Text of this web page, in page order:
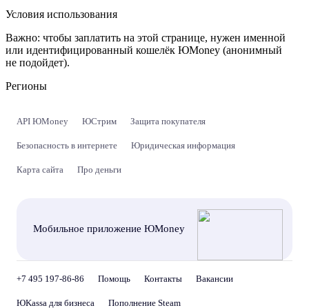
Условия использования
Важно: чтобы заплатить на этой странице, нужен именной
или идентифицированный кошелёк ЮMoney (анонимный
не подойдет).
Регионы
API ЮMoney ЮСтрим Защита покупателя
Безопасность в интернете Юридическая информация
Карта сайта Про деньги
Мобильное приложение ЮMoney
+7 495 197-86-86 Помощь Контакты Вакансии
ЮKassa для бизнеса Пополнение Steam